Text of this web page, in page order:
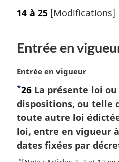
s
p
g
e
e
14 à 25 [Modifications]
Entrée en
N
o
t
e
m
a
g
Entrée en vigueur
N
o
t
e
d
e
*26 La présente loi
dispositions, ou telle
toute autre loi
loi, entre en vigueur
dates fixées par
*